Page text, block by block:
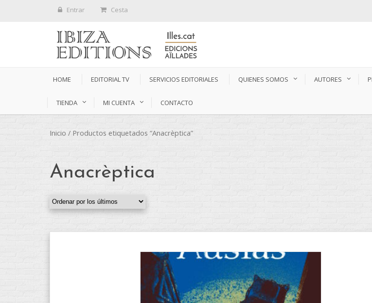
Entrar Cesta
HOME EDITORIAL TV SERVICIOS EDITORIALES QUIENES SOMOS AUTORES
TIENDA MI CUENTA CONTACTO
Inicio / Productos etiquetados “Anacrèptica”
Anacrèptica